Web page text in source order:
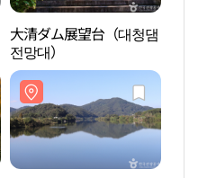
大清ダム展望台（대청댐
전망대）